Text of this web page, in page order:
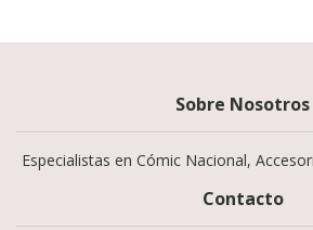
Sobre Nosotros
Especialistas en Cómic Nacional,
Contacto